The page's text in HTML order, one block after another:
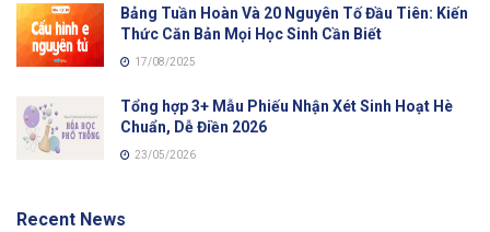
Bảng Tuần Hoàn Và 20 Nguyên Tố Đầu Tiên: Kiến
Thức Căn Bản Mọi Học Sinh Cần Biết
17/08/2025
Tổng hợp 3+ Mẫu Phiếu Nhận Xét Sinh Hoạt Hè
Chuẩn, Dễ Điền 2026
23/05/2026
Recent News